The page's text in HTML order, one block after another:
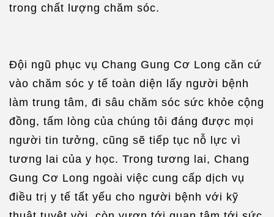
trong chất lượng chăm sóc.
Đội ngũ phục vụ Chang Gung Cơ Long căn cứ
vào chăm sóc y tế toàn diện lấy người bệnh
làm trung tâm, đi sâu chăm sóc sức khỏe cộng
đồng, tấm lòng của chúng tôi đáng được mọi
người tin tưởng, cũng sẽ tiếp tục nỗ lực vì
tương lai của y học. Trong tương lai, Chang
Gung Cơ Long ngoài việc cung cấp dịch vụ
điều trị y tế tất yếu cho người bệnh với kỹ